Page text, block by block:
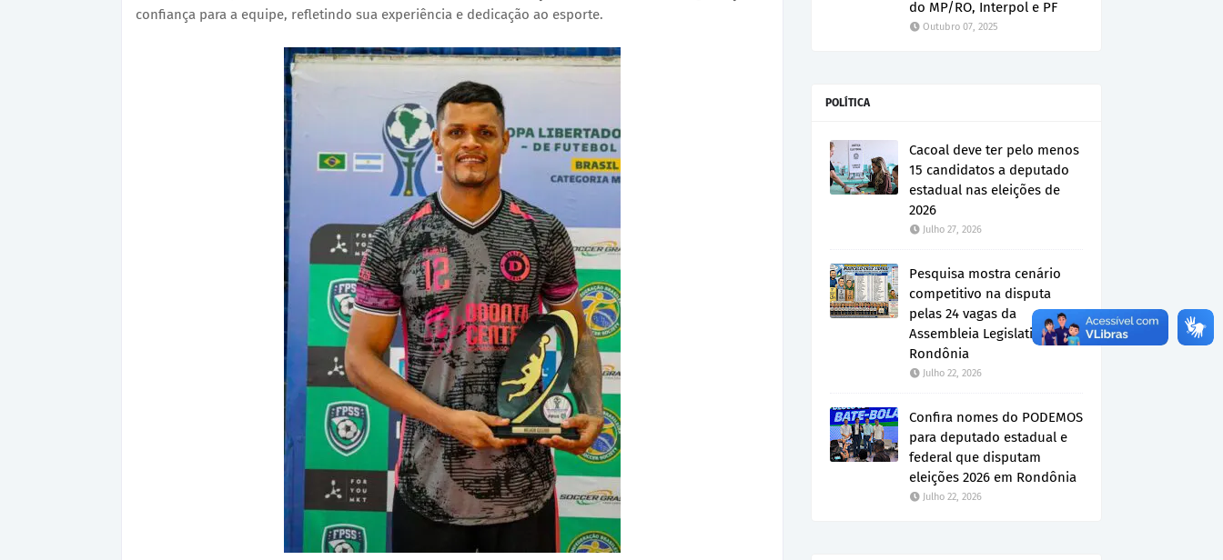
confiança para a equipe, refletindo sua experiência e dedicação ao esporte.
do MP/RO, Interpol e PF
Outubro 07, 2025
POLÍTICA
Cacoal deve ter pelo menos
15 candidatos a deputado
estadual nas eleições de
2026
Julho 27, 2026
Pesquisa mostra cenário
competitivo na disputa
pelas 24 vagas da
Assembleia Legislativa de
Rondônia
Julho 22, 2026
Confira nomes do PODEMOS
para deputado estadual e
federal que disputam
eleições 2026 em Rondônia
Julho 22, 2026